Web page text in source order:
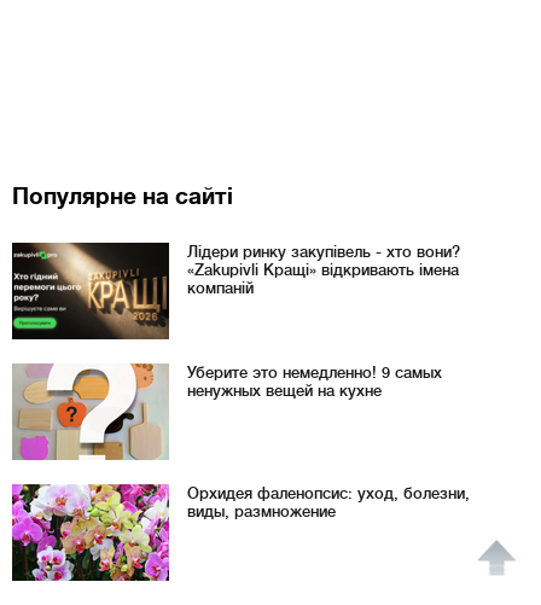
Популярне на сайті
Лідери ринку закупівель - хто вони?
«Zakupivli Кращі» відкривають імена
компаній
Уберите это немедленно! 9 самых
ненужных вещей на кухне
Орхидея фаленопсис: уход, болезни,
виды, размножение